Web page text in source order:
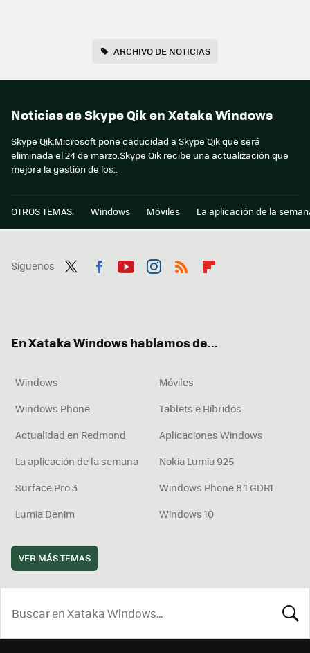
ARCHIVO DE NOTICIAS
Noticias de Skype Qik en Xataka Windows
Skype Qik:Microsoft pone caducidad a Skype Qik que será
eliminada el 24 de marzo.Skype Qik recibe una actualización que
mejora la gestión de los..
OTROS TEMAS: Windows Móviles La aplicación de la
Síguenos
En Xataka Windows hablamos de...
Windows
Móviles
Windows Phone
Tablets e Híbridos
Actualidad en Redmond
Aplicaciones Windows
La aplicación de la semana
Nokia Lumia 925
Surface Pro 3
Windows Phone 8.1 GDR1
Lumia Denim
Windows 10
VER MÁS TEMAS